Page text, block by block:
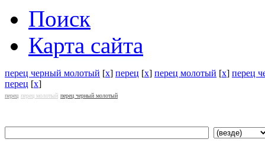
Поиск
Карта сайта
перец черный молотый [x] перец [x] перец молотый [x] перец
перец [x]
перец перец молотый перец черный молотый